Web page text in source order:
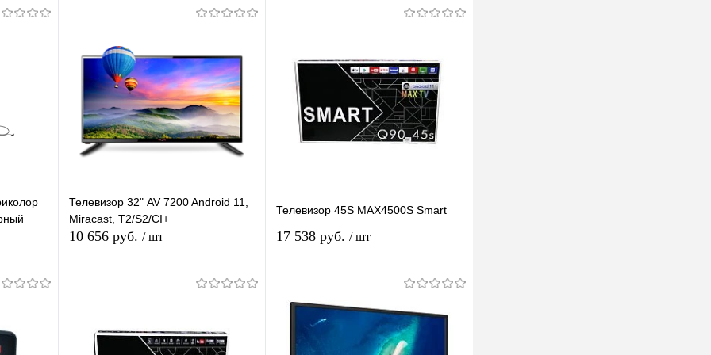
Телевизор 32" AV 7200 Android 11,
Miracast, T2/S2/CI+
10 656 руб. / шт
Купить в 1 клик К сравнению
Телевизор 45S MAX4500S Smart
17 538 руб. / шт
К сравнению